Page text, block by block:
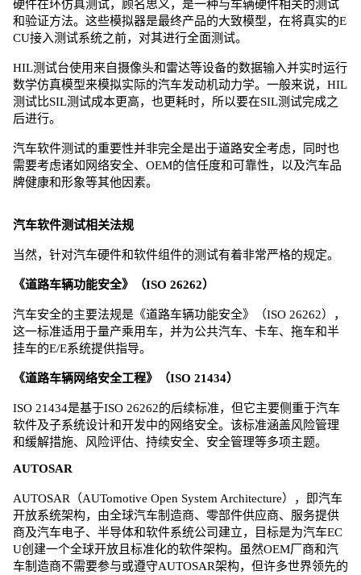
硬件在环仿真测试，顾名思义，是一种与车辆硬件相关的测试
和验证方法。这些模拟器是最终产品的大致模型，在将真实的E
CU接入测试系统之前，对其进行全面测试。
HIL测试台使用来自摄像头和雷达等设备的数据输入并实时运行
数学仿真模型来模拟实际的汽车发动机动力学。一般来说，HIL
测试比SIL测试成本更高，也更耗时，所以要在SIL测试完成之
后进行。
汽车软件测试的重要性并非完全是出于道路安全考虑，同时也
需要考虑诸如网络安全、OEM的信任度和可靠性，以及汽车品
牌健康和形象等其他因素。
汽车软件测试相关法规
当然，针对汽车硬件和软件组件的测试有着非常严格的规定。
《道路车辆功能安全》（ISO 26262）
汽车安全的主要法规是《道路车辆功能安全》（ISO 26262），
这一标准适用于量产乘用车，并为公共汽车、卡车、拖车和半
挂车的E/E系统提供指导。
《道路车辆网络安全工程》（ISO 21434）
ISO 21434是基于ISO 26262的后续标准，但它主要侧重于汽车
软件及子系统设计和开发中的网络安全。该标准涵盖风险管理
和缓解措施、风险评估、持续安全、安全管理等多项主题。
AUTOSAR
AUTOSAR（AUTomotive Open System Architecture），即汽车
开放系统架构，由全球汽车制造商、零部件供应商、服务提供
商及汽车电子、半导体和软件系统公司建立，目标是为汽车EC
U创建一个全球开放且标准化的软件架构。虽然OEM厂商和汽
车制造商不需要参与或遵守AUTOSAR架构，但许多世界领先的